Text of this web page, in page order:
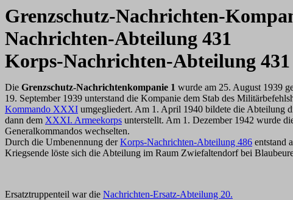
Grenzschutz-Nachrichten-
Nachrichten-Abteilung 431
Korps-Nachrichten-Abteilung 431
Die Grenzschutz-Nachrichtenkompanie 1 wurde am 25. August 1939
19. September 1939 unterstand die Kompanie dem Stab des
Kommando XXXI umgegliedert. Am 1. April 1940 bildete die Abteilung
dann dem XXXI. Armeekorps unterstellt. Am 1. Dezember 1942 wurde
Generalkommandos wechselten.
Durch die Umbenennung derKorps-Nachrichten-Abteilung 486 entstand
Kriegsende löste sich die Abteilung im Raum Zwiefaltendorf bei
Ersatztruppenteil war die Nachrichten-Ersatz-Abteilung 20.